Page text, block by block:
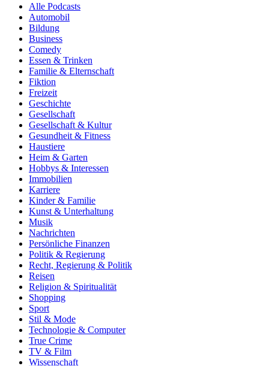
Alle Podcasts
Automobil
Bildung
Business
Comedy
Essen & Trinken
Familie & Elternschaft
Fiktion
Freizeit
Geschichte
Gesellschaft
Gesellschaft & Kultur
Gesundheit & Fitness
Haustiere
Heim & Garten
Hobbys & Interessen
Immobilien
Karriere
Kinder & Familie
Kunst & Unterhaltung
Musik
Nachrichten
Persönliche Finanzen
Politik & Regierung
Recht, Regierung & Politik
Reisen
Religion & Spiritualität
Shopping
Sport
Stil & Mode
Technologie & Computer
True Crime
TV & Film
Wissenschaft